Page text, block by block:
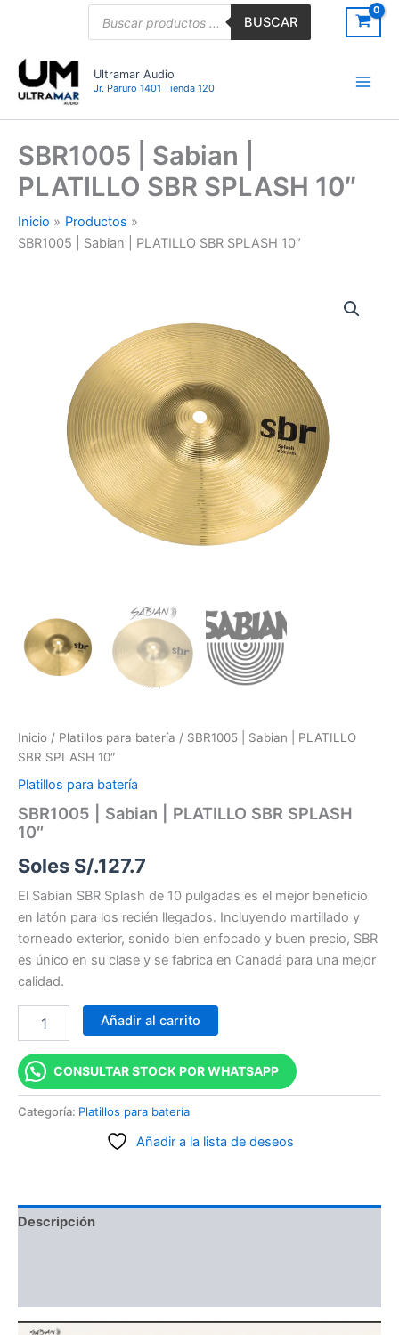
BUSCAR
Ultramar Audio
Jr. Paruro 1401 Tienda 120
SBR1005 | Sabian |
PLATILLO SBR SPLASH 10″
Inicio
Productos
SBR1005 | Sabian | PLATILLO SBR SPLASH 10″
Inicio / Platillos para batería / SBR1005 | Sabian | PLATILLO
SBR SPLASH 10″
Platillos para batería
SBR1005 | Sabian | PLATILLO SBR SPLASH
10″
Soles S/.127.7
El Sabian SBR Splash de 10 pulgadas es el mejor beneficio
en latón para los recién llegados. Incluyendo martillado y
torneado exterior, sonido bien enfocado y buen precio, SBR
es único en su clase y se fabrica en Canadá para una mejor
calidad.
cantidad
Añadir al carrito
CONSULTAR STOCK POR WHATSAPP
Categoría: Platillos para batería
Añadir a la lista de deseos
Descripción